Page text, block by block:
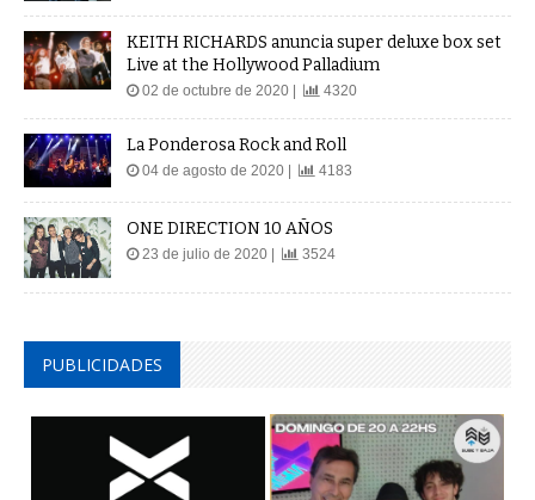
KEITH RICHARDS anuncia super deluxe box set
Live at the Hollywood Palladium
02 de octubre de 2020 | 4320
La Ponderosa Rock and Roll
04 de agosto de 2020 | 4183
ONE DIRECTION 10 AÑOS
23 de julio de 2020 | 3524
PUBLICIDADES